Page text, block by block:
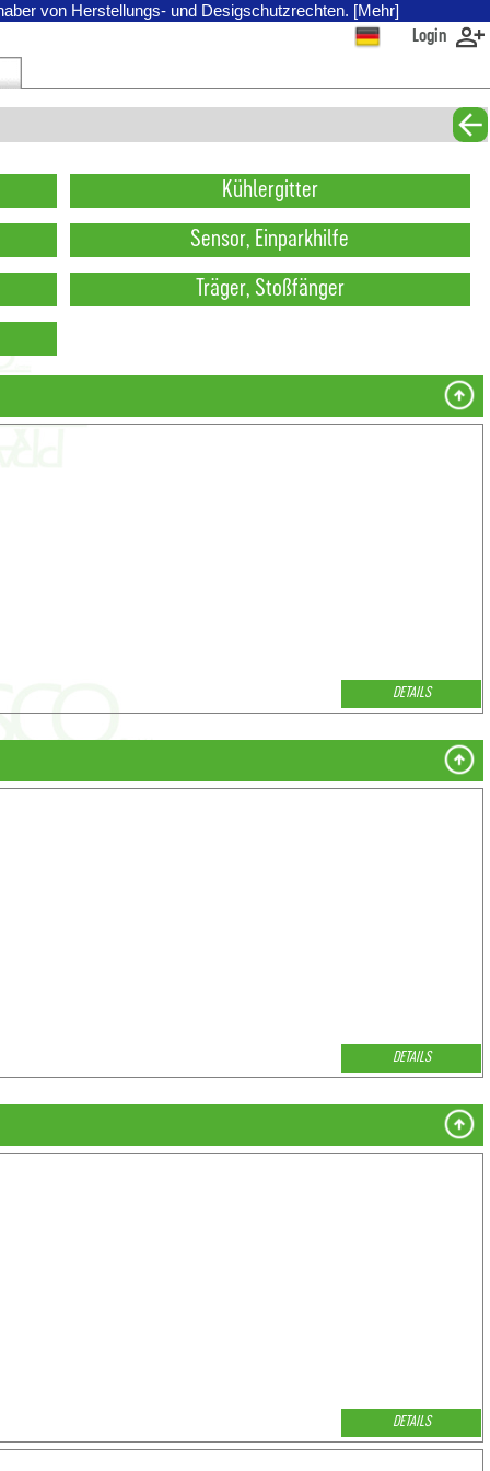
von Herstellungs- und Desigschutzrechten. [Mehr]
Login
Kühlergitter
Sensor, Einparkhilfe
Träger, Stoßfänger
DETAILS
DETAILS
DETAILS